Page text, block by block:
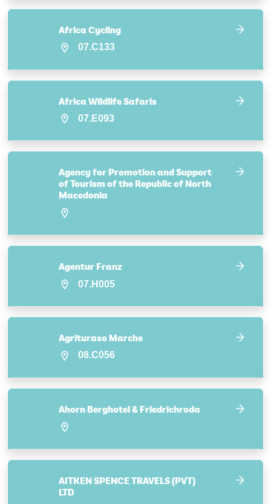
Africa Cycling
07.C133
Africa Wildlife Safaris
07.E093
Agency for Promotion and Support
of Tourism of the Republic of North
Macedonia
Agentur Franz
07.H005
Agrituraso Marche
08.C056
Ahorn Berghotel & Friedrichroda
AITKEN SPENCE TRAVELS (PVT)
LTD